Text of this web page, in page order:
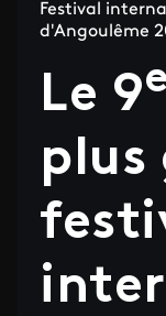
Festival
d'Angoulême
Le 9e
plus